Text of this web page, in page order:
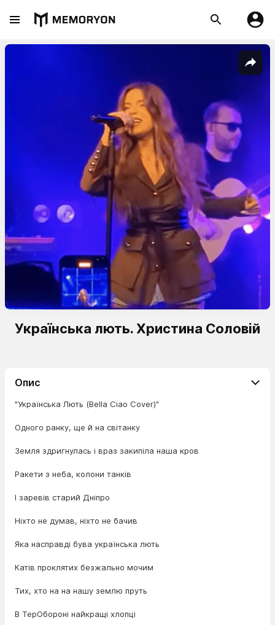
Українська лють. Христина Соловій
Опис
"Українська Лють (Bella Ciao Cover)"
Одного ранку, ще й на світанку
Земля здригнулась і враз закипіла наша кров
Ракети з неба, колони танків
І заревів старий Дніпро
Ніхто не думав, ніхто не бачив
Яка насправді бува українська лють
Катів проклятих безжально мочим
Тих, хто на на нашу землю пруть
В ТерОбороні найкращі хлопці